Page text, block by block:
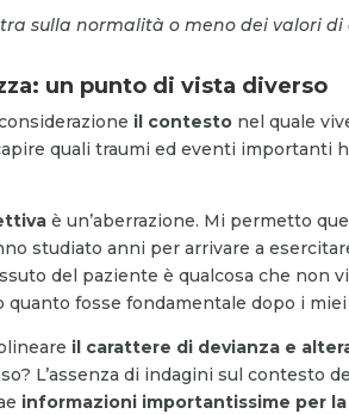
sulla normalità o meno dei valori
un punto di vista diverso
il contesto nel quale
quali traumi ed eventi importanti
è un’aberrazione. Mi permetto
studiato anni per arrivare a
del paziente è qualcosa che non
quanto fosse fondamentale dopo i
il carattere di devianza e
L’assenza di indagini sul contesto
informazioni importantissime per